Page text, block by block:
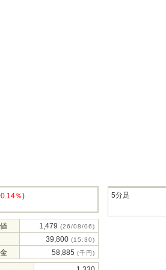
％)
1,479 (26/08/06)
39,800 (15:30)
58,885 (千円)
5分足